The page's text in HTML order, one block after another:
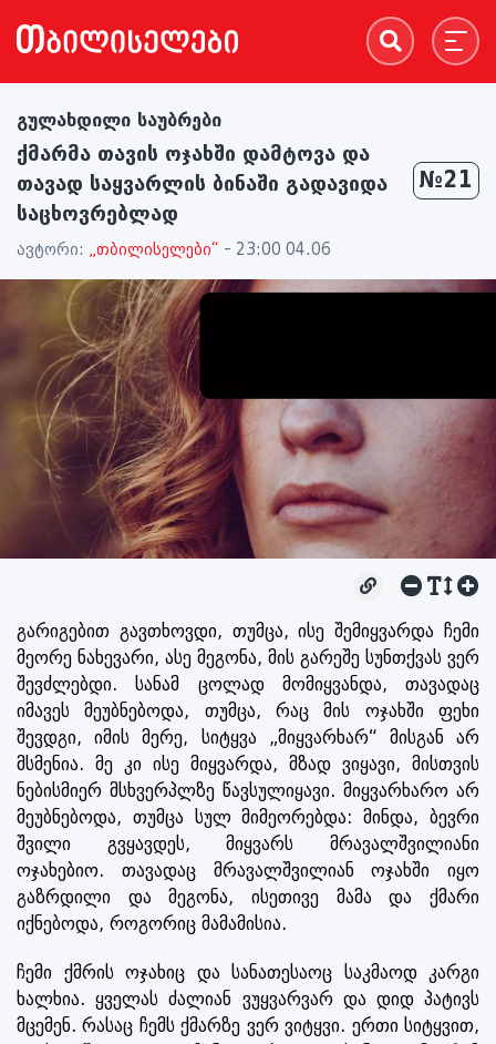
გულახდილი საუბრები
ქმარმა თავის ოჯახში დამტოვა და
თავად საყვარლის ბინაში გადავიდა
საცხოვრებლად
№21
ავტორი: „თბილისელები“ - 23:00 04.06
გარიგებით გავთხოვდი, თუმცა, ისე შემიყვარდა ჩემი
მეორე ნახევარი, ასე მეგონა, მის გარეშე სუნთქვას ვერ
შევძლებდი. სანამ ცოლად მომიყვანდა, თავადაც
იმავეს მეუბნებოდა, თუმცა, რაც მის ოჯახში ფეხი
შევდგი, იმის მერე, სიტყვა „მიყვარხარ“ მისგან არ
მსმენია. მე კი ისე მიყვარდა, მზად ვიყავი, მისთვის
ნებისმიერ მსხვერპლზე წავსულიყავი. მიყვარხარო არ
მეუბნებოდა, თუმცა სულ მიმეორებდა: მინდა, ბევრი
შვილი გვყავდეს, მიყვარს მრავალშვილიანი
ოჯახებიო. თავადაც მრავალშვილიან ოჯახში იყო
გაზრდილი და მეგონა, ისეთივე მამა და ქმარი
იქნებოდა, როგორიც მამამისია.
ჩემი ქმრის ოჯახიც და სანათესაოც საკმაოდ კარგი
ხალხია. ყველას ძალიან ვუყვარვარ და დიდ პატივს
მცემენ. რასაც ჩემს ქმარზე ვერ ვიტყვი. ერთი სიტყვით,